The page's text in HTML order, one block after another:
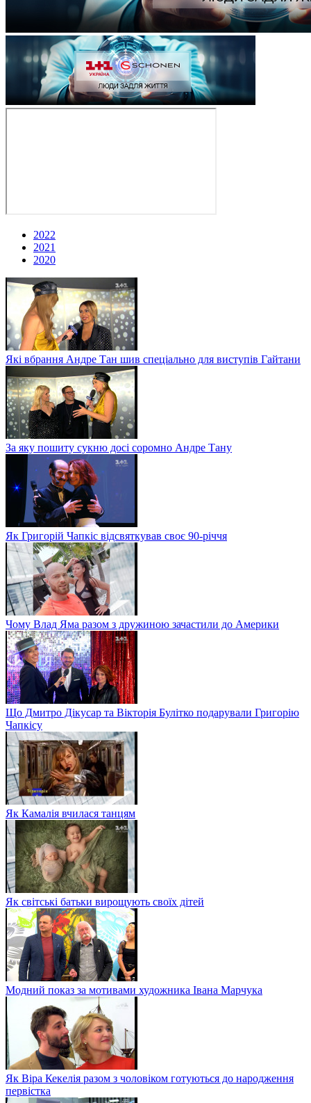
2022
2021
2020
Які вбрання Андре Тан шив спеціально для виступів Гайтани
За яку пошиту сукню досі соромно Андре Тану
Як Григорій Чапкіс відсвяткував своє 90-річчя
Чому Влад Яма разом з дружиною зачастили до Америки
Що Дмитро Дікусар та Вікторія Булітко подарували Григорію
Чапкісу
Як Камалія вчилася танцям
Як світські батьки вирощують своїх дітей
Модний показ за мотивами художника Івана Марчука
Як Віра Кекелія разом з чоловіком готуються до народження
первістка